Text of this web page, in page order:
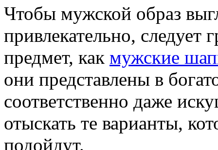
Чтобы мужской образ
привлекательно, следует
предмет, как мужские
они представлены в
соответственно даже
отыскать те варианты,
подойдут.